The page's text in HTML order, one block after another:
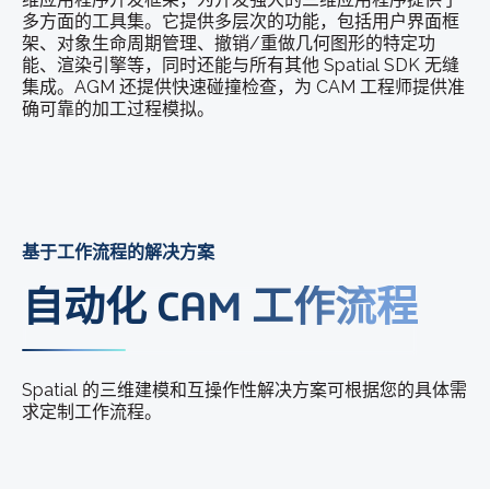
多方面的工具集。它提供多层次的功能，包括用户界面框
架、对象生命周期管理、撤销/重做几何图形的特定功
能、渲染引擎等，同时还能与所有其他 Spatial SDK 无缝
集成。AGM 还提供快速碰撞检查，为 CAM 工程师提供准
确可靠的加工过程模拟。
基于工作流程的解决方案
自动化 CAM 工作流程
Spatial 的三维建模和互操作性解决方案可根据您的具体需
求定制工作流程。